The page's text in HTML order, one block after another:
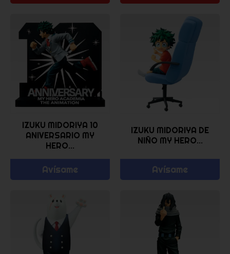
IZUKU MIDORIYA 10
ANIVERSARIO MY
HERO...
Avísame
IZUKU MIDORIYA DE
NIÑO MY HERO...
Avísame